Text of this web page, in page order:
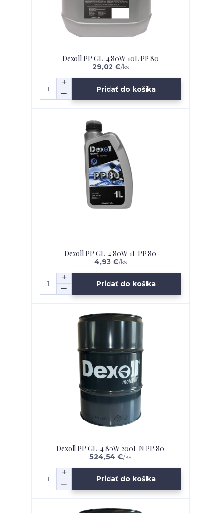
Dexoll PP GL-4 80W 10L PP 80
29,02 €/ks
Pridať do košíka
Dexoll PP GL-4 80W 1L PP 80
4,93 €/ks
Pridať do košíka
Dexoll PP GL-4 80W 200L N PP 80
524,54 €/ks
Pridať do košíka